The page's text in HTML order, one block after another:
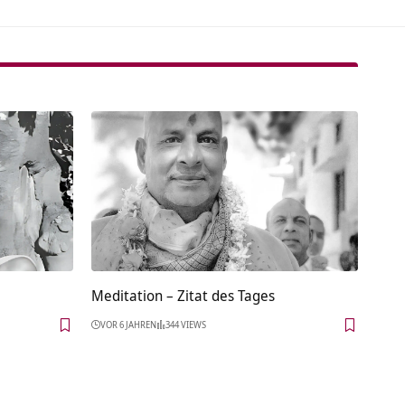
Meditation – Zitat des Tages
VOR 6 JAHREN 344 VIEWS